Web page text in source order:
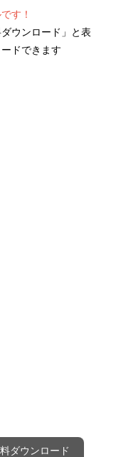
す！
ウンロード」と表
ドできます
ダウンロード